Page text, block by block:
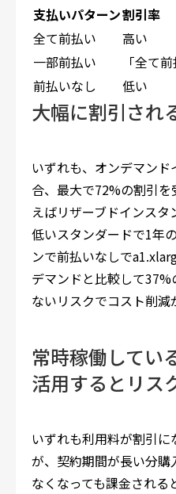
支払いパターン割引率
全て前払い
高い
一部前払い
「全て
前払いなし
低い
大幅に割引され
いずれも、オンデマン
合、最大で72%の割引
えばリザーブドインス
低いスタンダードで1年
ンで前払いなしで
デマンドと比較して
ないリスクでコスト削減
常時稼働してい
活用するとリス
いずれも利用料が割引
が、契約期間が長い分
なくなっても課金される